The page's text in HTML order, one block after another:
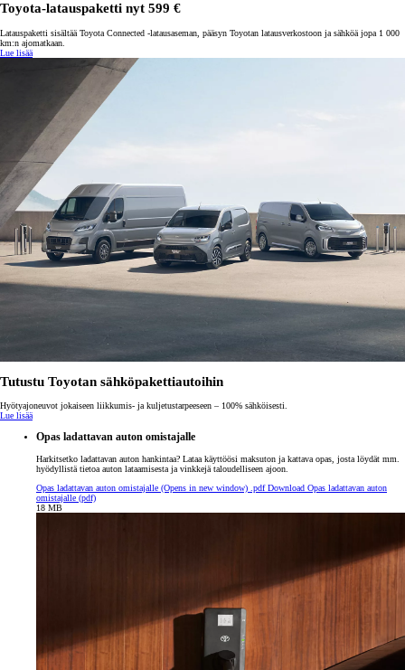
Toyota-latauspaketti nyt 599 €
Latauspaketti sisältää Toyota Connected -latausaseman, pääsyn Toyotan latausverkostoon ja sähköä jopa 1 000
km:n ajomatkaan.
Lue lisää
Tutustu Toyotan sähköpakettiautoihin
Hyötyajoneuvot jokaiseen liikkumis- ja kuljetustarpeeseen – 100% sähköisesti.
Lue lisää
Opas ladattavan auton omistajalle
Harkitsetko ladattavan auton hankintaa? Lataa käyttöösi maksuton ja kattava opas, josta löydät mm.
hyödyllistä tietoa auton lataamisesta ja vinkkejä taloudelliseen ajoon.
Opas ladattavan auton omistajalle (Opens in new window) .pdfDownload Opas ladattavan auton
omistajalle (pdf)
18 MB